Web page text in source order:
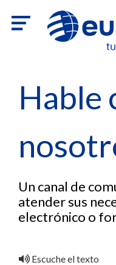
Hable
Un canal de
atender sus
electrónico o
Escuche el texto